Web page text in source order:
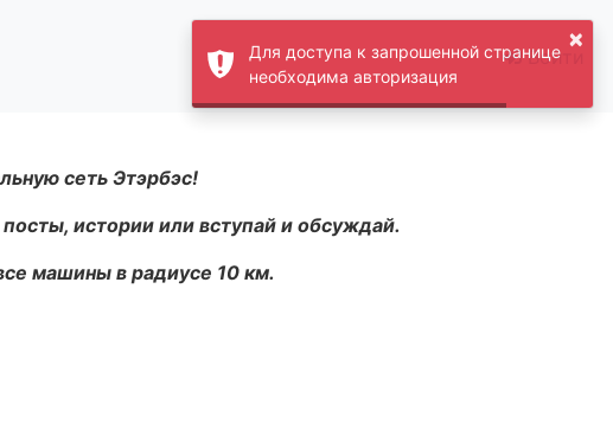
Войти
сеть Этэрбэс!
истории или вступай и обсуждай.
машины в радиусе 10 км.
×
Для доступа к запрошенной странице
необходима авторизация